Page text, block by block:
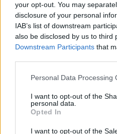
your opt-out. You may
disclosure of your personal
IAB’s list of downstream
also be disclosed by us to third
Downstream Participants that
Personal Data Processing
I want to opt-out of the
personal data.
Opted In
I want to opt-out of the
A deslocação teve
institucional, com
várias entidades,visando o
futuras parceriase a
colaboração. Esta
da UTAD com a
formação de futuros
qualificados, capazes de
técnicos especializados